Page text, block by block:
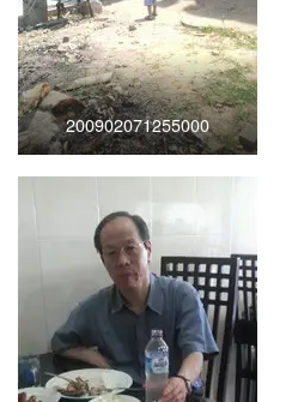
200902071255000